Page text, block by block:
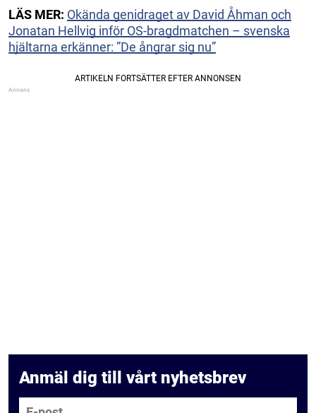
LÄS MER: Okända genidraget av David Åhman och
Jonatan Hellvig inför OS-bragdmatchen – svenska
hjältarna erkänner: ”De ångrar sig nu”
Anmäl dig till vårt nyhetsbrev
E-post